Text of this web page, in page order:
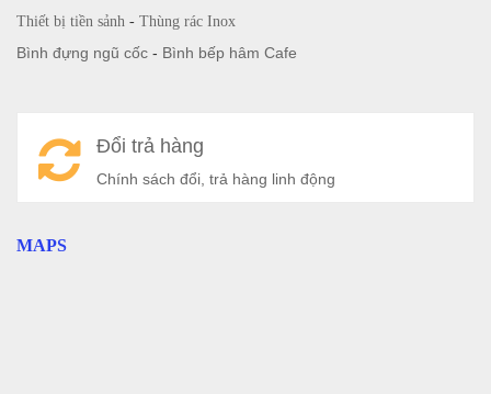
Thiết bị tiền sảnh - Thùng rác Inox
Bình đựng ngũ cốc - Bình bếp hâm Cafe
Đổi trả hàng
Chính sách đổi, trả hàng linh động
MAPS